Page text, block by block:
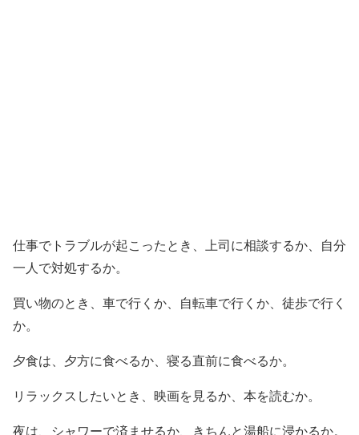
仕事でトラブルが起こったとき、上司に相談するか、自分
一人で対処するか。
買い物のとき、車で行くか、自転車で行くか、徒歩で行く
か。
夕食は、夕方に食べるか、寝る直前に食べるか。
リラックスしたいとき、映画を見るか、本を読むか。
夜は、シャワーで済ませるか、きちんと湯船に浸かるか。